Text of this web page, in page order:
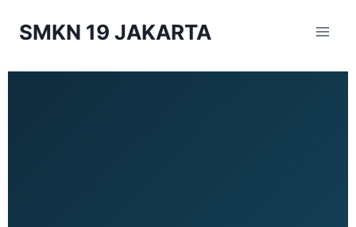
SMKN 19 JAKARTA